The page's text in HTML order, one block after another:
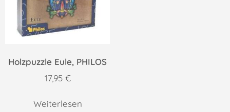
Holzpuzzle Eule, PHILOS
17,95 €
Weiterlesen